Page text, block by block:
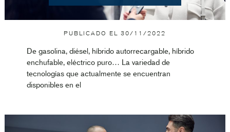
PUBLICADO EL30/11/2022
De gasolina, diésel, híbrido autorrecargable, híbrido
enchufable, eléctrico puro… La variedad de
tecnologías que actualmente se encuentran
disponibles en el